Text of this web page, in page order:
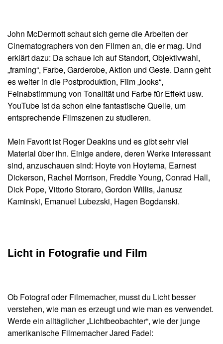
John McDermott schaut sich gerne die Arbeiten der
Cinematographers von den Filmen an, die er mag. Und
erklärt dazu: Da schaue ich auf Standort, Objektivwahl,
„framing“, Farbe, Garderobe, Aktion und Geste. Dann geht
es weiter in die Postproduktion, Film „looks“,
Feinabstimmung von Tonalität und Farbe für Effekt usw.
YouTube ist da schon eine fantastische Quelle, um
entsprechende Filmszenen zu studieren.
Mein Favorit ist Roger Deakins und es gibt sehr viel
Material über ihn. Einige andere, deren Werke interessant
sind, anzuschauen sind: Hoyte von Hoytema, Earnest
Dickerson, Rachel Morrison, Freddie Young, Conrad Hall,
Dick Pope, Vittorio Storaro, Gordon Willis, Janusz
Kaminski, Emanuel Lubezski, Hagen Bogdanski.
Licht in Fotografie und Film
Ob Fotograf oder Filmemacher, musst du Licht besser
verstehen, wie man es erzeugt und wie man es verwendet.
Werde ein alltäglicher „Lichtbeobachter“, wie der junge
amerikanische Filmemacher Jared Fadel: